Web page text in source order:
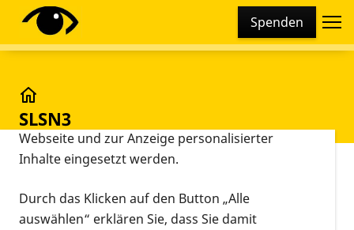
Spenden
SLSN3
nicht mehr gültiges Gen-Symbol, identisch mit
NPHP3
Diese Webseite setzt verschiedene Cookies und
Tracking-Tools ein. Dies beinhaltet Cookies und
technisch notwendig sind, die zu statistischen
Zwecken sowie zur besseren Bedienbarkeit der
Webseite und zur Anzeige personalisierter
Inhalte eingesetzt werden.
Durch das Klicken auf den Button „Alle
auswählen“ erklären Sie, dass Sie damit